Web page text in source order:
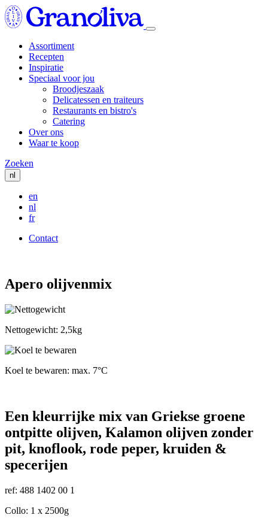
Overslaan
en
naar
inhoud
Granoliva
Main
navigation
Assortiment
Recepten
Inspiratie
Speciaal voor jou
Broodjeszaak
Delicatessen en traiteurs
Restaurants en bistro's
Catering
Over ons
Waar te koop
Zoeken
nl
en
nl
fr
Contact
Apero olijvenmix
Nettogewicht: 2,5kg
Koel te bewaren: max. 7°C
Een kleurrijke mix van Griekse groene
ontpitte olijven, Kalamon olijven zonder
pit, knoflook, rode peper, kruiden &
specerijen
ref: 488 1402 00 1
Collo: 1 x 2500g